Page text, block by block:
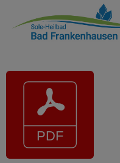
for: